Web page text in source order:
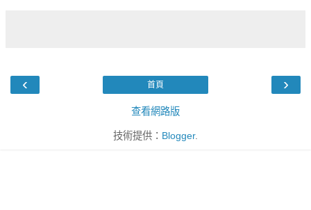
‹ ›
首頁
查看網路版
技術提供： Blogger.